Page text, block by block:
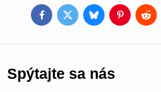
FacebookTwitterBlueskyPinterest
Spýtajte sa nás